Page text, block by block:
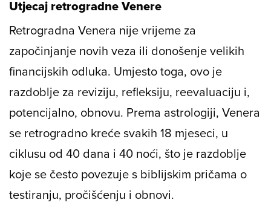
Utjecaj retrogradne Venere
Retrogradna Venera nije vrijeme za
započinjanje novih veza ili donošenje velikih
financijskih odluka. Umjesto toga, ovo je
razdoblje za reviziju, refleksiju, reevaluaciju i,
potencijalno, obnovu. Prema astrologiji, Venera
se retrogradno kreće svakih 18 mjeseci, u
ciklusu od 40 dana i 40 noći, što je razdoblje
koje se često povezuje s biblijskim pričama o
testiranju, pročišćenju i obnovi.